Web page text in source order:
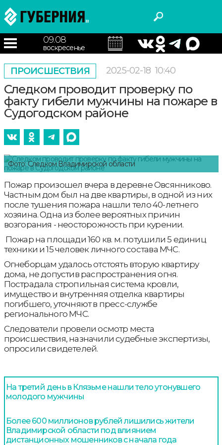
09.08
воскресенье
ПРОИСШЕСТВИЯ 2025-02-18 10:40
Следком проводит проверку по
факту гибели мужчины на пожаре в
Судогодском районе
Фото: Следком Владимирской области
Пожар произошел вчера в деревне Овсянниково.
Частным дом был на две квартиры, в одной из них
после тушения пожара нашли тело 40-летнего
хозяина. Одна из более вероятных причин
возгорания - неосторожность при курении.
Пожар на площади 160 кв. м. потушили 5 единиц
техники и 15 человек личного состава МЧС.
Огнеборцам удалось отстоять вторую квартиру
дома, не допустив распространения огня.
Пострадала стропильная система кровли,
имущество и внутренняя отделка квартиры
погибшего, уточняют в пресс-службе
регионального МЧС.
Следователи провели осмотр места
происшествия, назначили судебные экспертизы,
опросили свидетелей.
На третий день в Клязьме нашли тело утонувшего
молодого мужчины
Более 600 миллионов рублей лишились жители
Владимирской области под влиянием
дистанционных мошенников с начала года